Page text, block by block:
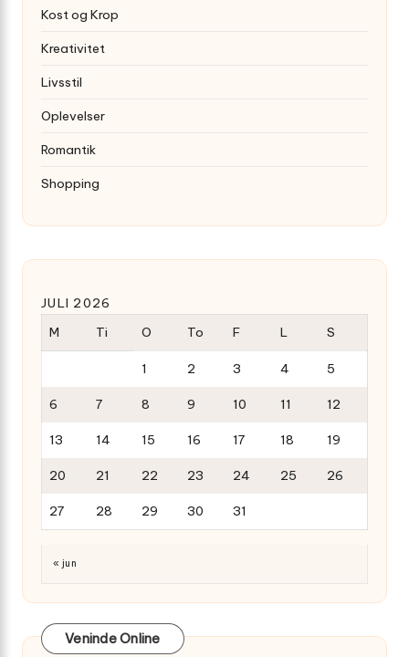
Kost og Krop
Kreativitet
Livsstil
Oplevelser
Romantik
Shopping
JULI 2026
M
Ti O To F L S
1 2 3 4 5
6 7 8 9 10 11 12
13 14 15 16 17 18 19
20 21 22 23 24 25 26
27 28 29 30 31
« jun
Veninde Online